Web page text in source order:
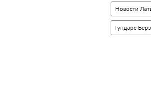
Новости
Гундарс